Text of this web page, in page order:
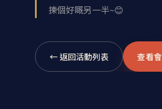
揀個好嘅另一半~😊
← 返回活動列表 查看